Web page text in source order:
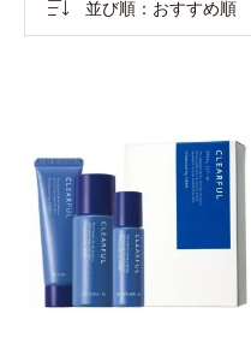
並び順 おすすめ順